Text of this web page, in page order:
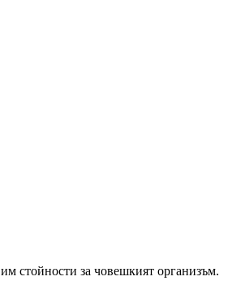
стойности за човешкият организъм.